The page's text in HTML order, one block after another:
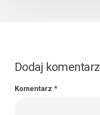
Dodaj komentarz
Komentarz *